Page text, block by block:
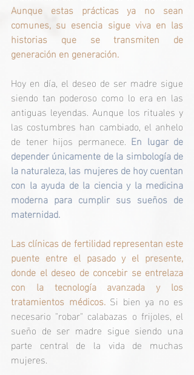
Aunque estas prácticas ya no sean
comunes, su esencia sigue viva en las
historias que se transmiten de
generación en generación.
Hoy en día, el deseo de ser madre sigue
siendo tan poderoso como lo era en las
antiguas leyendas. Aunque los rituales y
las costumbres han cambiado, el anhelo
de tener hijos permanece. En lugar de
depender únicamente de la simbología de
la naturaleza, las mujeres de hoy cuentan
con la ayuda de la ciencia y la medicina
moderna para cumplir sus sueños de
maternidad.
Las clínicas de fertilidad representan este
puente entre el pasado y el presente,
donde el deseo de concebir se entrelaza
con la tecnología avanzada y los
tratamientos médicos. Si bien ya no es
necesario "robar" calabazas o frijoles, el
sueño de ser madre sigue siendo una
parte central de la vida de muchas
mujeres.